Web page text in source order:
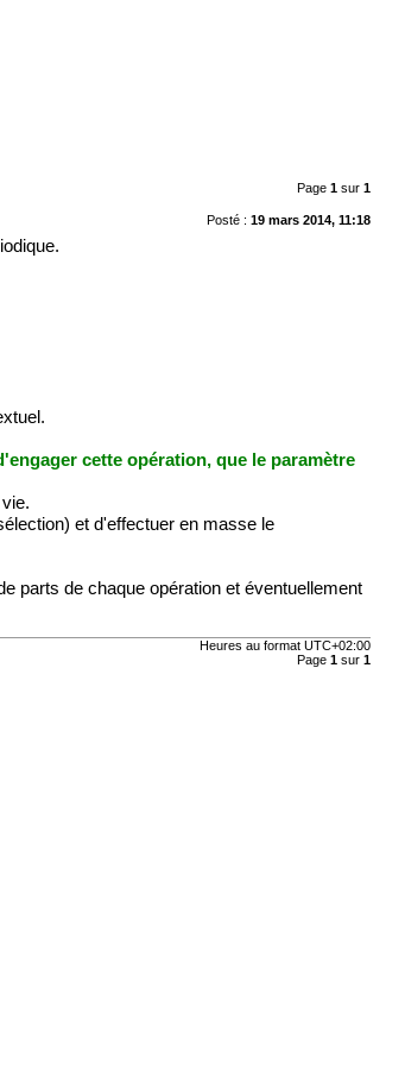
Page 1sur 1
Posté : 19 mars 2014, 11:18
cette opération, que le paramètre
et d'effectuer en masse le
parts de chaque opération et éventuellement
Heures au format UTC+02:00
Page 1sur 1